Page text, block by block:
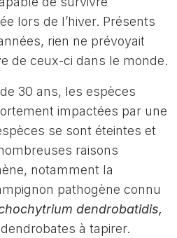
lors de l’hiver. Présents
rien ne prévoyait
de ceux-ci dans le monde.
30 ans, les espèces
impactées par une
se sont éteintes et
raisons
notamment la
pathogène connu
dendrobatidis,
à tapirer.